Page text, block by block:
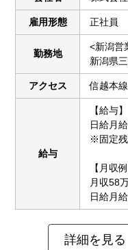
雇用形態 正社員
勤務地
<新潟営
新潟県
アクセス 信越本
給与
【給与】
日給月
※固定
【月収例
月収58
日給月
詳細を見る